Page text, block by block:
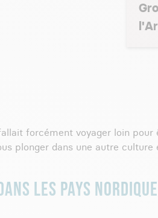
forcément voyager loin
plonger dans une autre culture
LES PAYS